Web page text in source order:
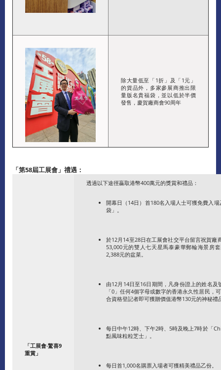
除大量低至「1折」及「1元」
的貨品外，多家參展商推出限
量版名貴福袋，並以低於半價
發售，慶賀廠商會90周年
「第58屆工展會」禮遇：
「工展會‧驚喜9
重賞」
透過以下途徑贏取港幣400萬元的獎賞和禮品：
開幕日（14日）首180名入場人士可獲免費入
袋」。
於12月14至28日在工展會社交平台留言祝賀
53,000元的雙人七天星馬泰豪華郵輪海景房
2,388元的盆菜。
由12月14日至16日期間，凡身份證上的姓名
「0」任何4個字母或數字的香港永久性居民，
合資格登記者即可獲贈價值港幣130元的神秘禮
每日中午12時、下午2時、5時及晚上7時於「
點風味粒粒芝士」。
每日首1,000名購票入場者可獲精美禮品乙份。